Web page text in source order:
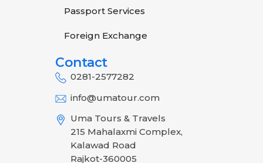
Passport Services
Foreign Exchange
Contact
0281-2577282
info@umatour.com
Uma Tours & Travels
215 Mahalaxmi Complex,
Kalawad Road
Rajkot-360005